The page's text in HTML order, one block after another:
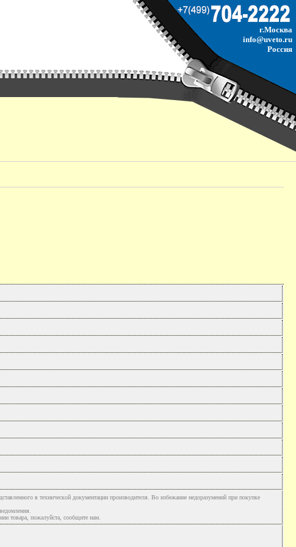
г.Москва
info@uveto.ru
Россия
в технической документации производителя. Во избежание недоразумений при покупке
товара, пожалуйста, сообщите нам.